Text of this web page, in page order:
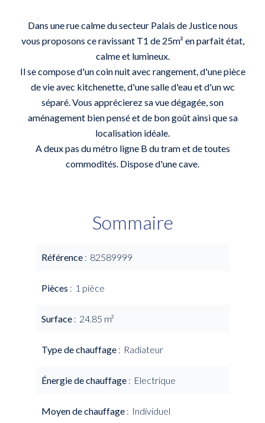
Dans une rue calme du secteur Palais de Justice nous
vous proposons ce ravissant T1 de 25m² en parfait état,
calme et lumineux.
Il se compose d'un coin nuit avec rangement, d'une pièce
de vie avec kitchenette, d'une salle d'eau et d'un wc
séparé. Vous apprécierez sa vue dégagée, son
aménagement bien pensé et de bon goût ainsi que sa
localisation idéale.
A deux pas du métro ligne B du tram et de toutes
commodités. Dispose d'une cave.
Sommaire
Référence 82589999
Pièces 1 pièce
Surface 24.85 m²
Type de chauffage Radiateur
Énergie de chauffage Electrique
Moyen de chauffage Individuel